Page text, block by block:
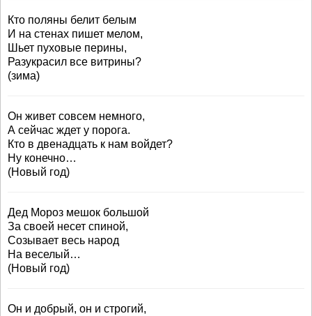
Кто поляны белит белым
И на стенах пишет мелом,
Шьет пуховые перины,
Разукрасил все витрины?
(зима)
Он живет совсем немного,
А сейчас ждет у порога.
Кто в двенадцать к нам войдет?
Ну конечно…
(Новый год)
Дед Мороз мешок большой
За своей несет спиной,
Созывает весь народ
На веселый…
(Новый год)
Он и добрый, он и строгий,